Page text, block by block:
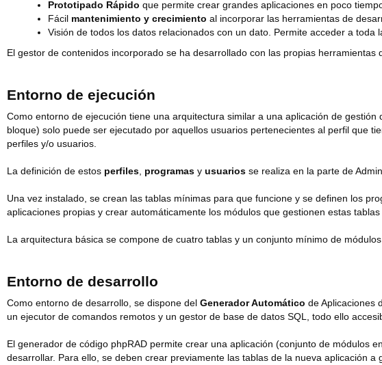
Prototipado Rápido que permite crear grandes aplicaciones en poco
Fácil mantenimiento y crecimiento al incorporar las herramientas de
Visión de todos los datos relacionados con un dato. Permite acceder a toda
El gestor de contenidos incorporado se ha desarrollado con las propias herramientas
Entorno de ejecución
Como entorno de ejecución tiene una arquitectura similar a una aplicación de
bloque) solo puede ser ejecutado por aquellos usuarios pertenecientes al perfil que
perfiles y/o usuarios.
La definición de estos perfiles programas y usuarios se realiza en la parte de
Una vez instalado, se crean las tablas mínimas para que funcione y se definen los
aplicaciones propias y crear automáticamente los módulos que gestionen estas
La arquitectura básica se compone de cuatro tablas y un conjunto mínimo de
Entorno de desarrollo
Como entorno de desarrollo, se dispone del Generador Automático de Aplicaciones
un ejecutor de comandos remotos y un gestor de base de datos SQL, todo ello
El generador de código phpRAD permite crear una aplicación (conjunto de módulos
desarrollar. Para ello, se deben crear previamente las tablas de la nueva aplicación